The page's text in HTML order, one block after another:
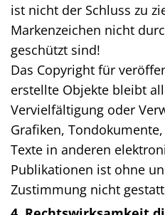
ist nicht der Schluss zu
Markenzeichen nicht
geschützt sind!
Das Copyright für
erstellte Objekte bleibt
Vervielfältigung oder
Grafiken,
Texte in anderen
Publikationen ist ohne
Zustimmung nicht